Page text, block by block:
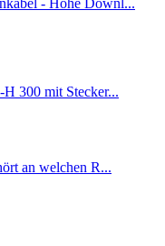
300 mit Stecker...
an welchen R...